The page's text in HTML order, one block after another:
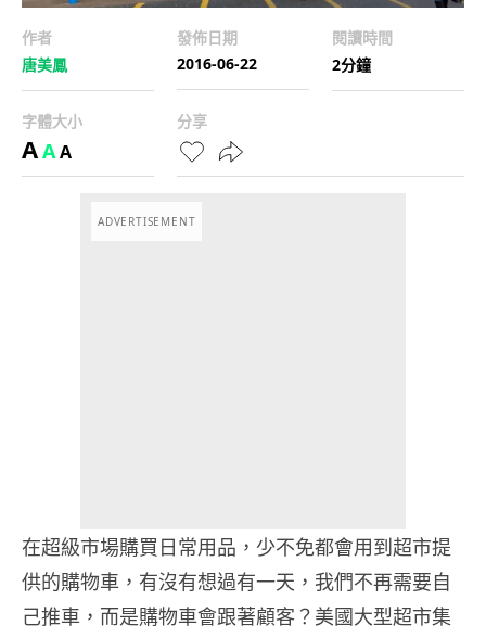
作者
唐美鳳
發佈日期
2016-06-22
閱讀時間
2分鐘
字體大小
AAA
分享
ADVERTISEMENT
在超級市場購買日常用品，少不免都會用到超市提
供的購物車，有沒有想過有一天，我們不再需要自
己推車，而是購物車會跟著顧客？美國大型超市集